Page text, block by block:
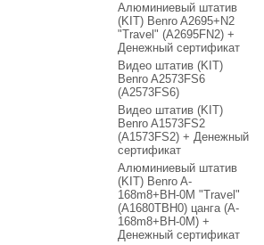
Алюминиевый штатив
(KIT) Benro A2695+N2
"Travel" (A2695FN2) +
Денежный сертификат
Видео штатив (KIT)
Benro A2573FS6
(A2573FS6)
Видео штатив (KIT)
Benro A1573FS2
(A1573FS2) + Денежный
сертификат
Алюминиевый штатив
(KIT) Benro A-
168m8+BH-0M "Travel"
(A1680TBH0) цанга (A-
168m8+BH-0M) +
Денежный сертификат